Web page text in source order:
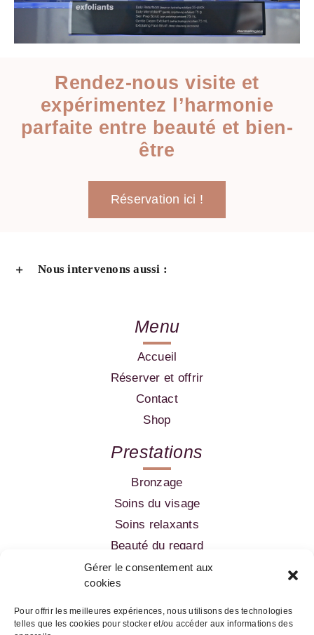
Gérer le consentement aux
cookies
Pour offrir les meilleures expériences, nous utilisons des technologies
telles que les cookies pour stocker et/ou accéder aux informations des
Rendez-nous visite et
expérimentez l’harmonie
parfaite entre beauté et bien-
être
Réservation ici !
Nous intervenons aussi :
Menu
Accueil
Réserver et offrir
Contact
Shop
Prestations
Bronzage
Soins du visage
Soins relaxants
Beauté du regard
Amincissement